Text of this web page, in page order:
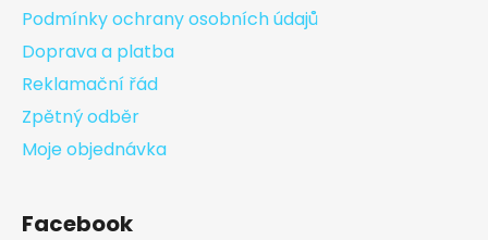
Podmínky ochrany osobních údajů
Doprava a platba
Reklamační řád
Zpětný odběr
Moje objednávka
Facebook